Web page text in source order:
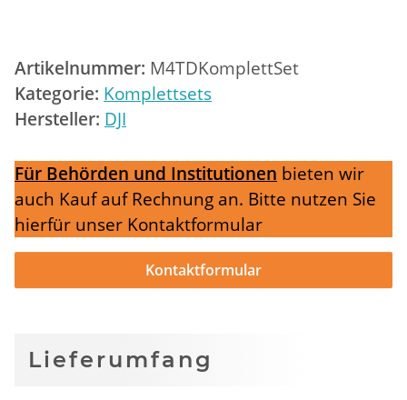
Artikelnummer: M4TDKomplettSet
Kategorie: Komplettsets
Hersteller: DJI
Für Behörden und Institutionen bieten wir
auch Kauf auf Rechnung an. Bitte nutzen Sie
hierfür unser Kontaktformular
Kontaktformular
Lieferumfang